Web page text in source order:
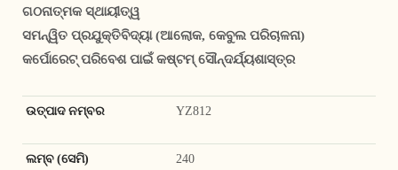
ଗଠନାତ୍ମକ ସ୍ଥାୟୀତ୍ୱ
ସମନ୍ୱିତ ପ୍ରଯୁକ୍ତିବିଦ୍ୟା (ଆଲୋକ, କେବୁଲ ପରିଚାଳନା)
କର୍ପୋରେଟ୍ ପରିବେଶ ପାଇଁ କଷ୍ଟମ୍ ସୌନ୍ଦର୍ଯ୍ୟଶାସ୍ତ୍ର
ଉତ୍ପାଦ ନମ୍ବର YZ812
ଲମ୍ବ (ସେମି) 240